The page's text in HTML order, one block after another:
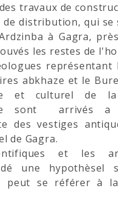
travaux de
de distribution, qui
à Gagra,
les restes de
abkhaze et le
et culturel de la
sont arrivés
des vestiges
de Gagra.
et les
une hypothèsel
peut se référer à